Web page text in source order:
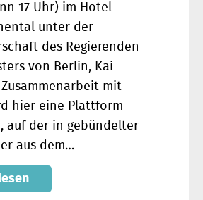
17 Uhr) im Hotel
unter der
des Regierenden
von Berlin, Kai
Zusammenarbeit mit
hier eine Plattform
auf der in gebündelter
aus dem…